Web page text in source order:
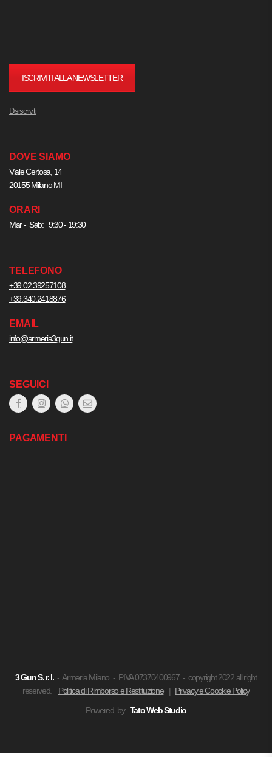
ISCRIVITI ALLA NEWSLETTER
Disiscriviti
DOVE SIAMO
Viale Certosa, 14
20155 Milano MI
ORARI
Mar - Sab: 9:30 - 19:30
TELEFONO
+39.02.39257108
+39.340.2418876
EMAIL
info@armeria3gun.it
SEGUICI
PAGAMENTI
3 GunS. r. l. - Armeria Milano - P.IVA 07370400967 - copyright 2022 all right
reserved. Politica di Rimborso e Restituzione| Privacy e Coockie Policy
Powered by Tato Web Studio